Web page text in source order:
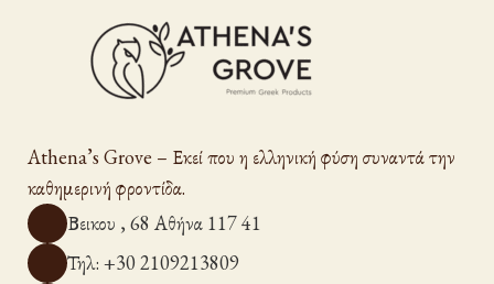
Athena’s Grove – Εκεί που η ελληνική φύση συναντά την
καθημερινή φροντίδα.
Βεικου , 68 Αθήνα 117 41
Τηλ: +30 2109213809